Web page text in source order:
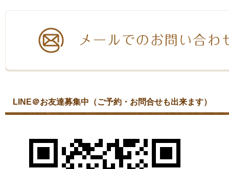
LINE＠お友達募集中（ご予約・お問合せも出来ます）